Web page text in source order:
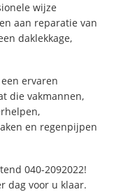
wijze
aan reparatie van
daklekkage,
ervaren
die vakmannen,
en regenpijpen
040-2092022!
dag voor u klaar.